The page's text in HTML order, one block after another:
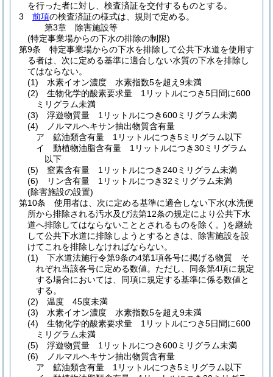
を行った者に対し、検査済証を交付するものとする。
3
前項の検査済証の様式は、規則で定める。
第3章
除害施設等
(特定事業場からの下水の排除の制限)
第9条
特定事業場からの下水を排除して公共下水道を使用す
る者は、次に定める基準に適合しない水質の下水を排除し
てはならない。
(1)
水素イオン濃度 水素指数5を超え9未満
(2)
生物化学的酸素要求量 1リットルにつき5日間に600
ミリグラム未満
(3)
浮遊物質量 1リットルにつき600ミリグラム未満
(4)
ノルマルヘキサン抽出物質含有量
ア
鉱油類含有量 1リットルにつき5ミリグラム以下
イ
動植物油脂含有量 1リットルにつき30ミリグラム
以下
(5)
窒素含有量 1リットルにつき240ミリグラム未満
(6)
リン含有量 1リットルにつき32ミリグラム未満
(除害施設の設置)
第10条
使用者は、次に定める基準に適合しない下水(水洗便
所から排除される汚水及び法第12条の規定により公共下水
道へ排除してはならないこととされるものを除く。)を継続
して公共下水道に排除しようとするときは、除害施設を設
けてこれを排除しなければならない。
(1)
下水道法施行令第9条の4第1項各号に掲げる物質 そ
れぞれ当該各号に定める数値。 ただし、同条第4項に規定
する場合においては、同項に規定する基準に係る数値と
する。
(2)
温度 45度未満
(3)
水素イオン濃度 水素指数5を超え9未満
(4)
生物化学的酸素要求量 1リットルにつき5日間に600
ミリグラム未満
(5)
浮遊物質量 1リットルにつき600ミリグラム未満
(6)
ノルマルヘキサン抽出物質含有量
ア
鉱油類含有量 1リットルにつき5ミリグラム以下